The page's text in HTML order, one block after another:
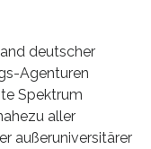
deutscher
Agenturen
Spektrum
aller
außeruniversitärer